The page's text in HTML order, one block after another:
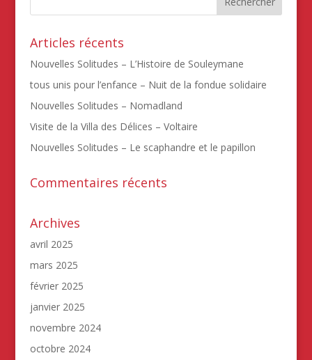
Articles récents
Nouvelles Solitudes – L’Histoire de Souleymane
tous unis pour l’enfance – Nuit de la fondue solidaire
Nouvelles Solitudes – Nomadland
Visite de la Villa des Délices – Voltaire
Nouvelles Solitudes – Le scaphandre et le papillon
Commentaires récents
Archives
avril 2025
mars 2025
février 2025
janvier 2025
novembre 2024
octobre 2024